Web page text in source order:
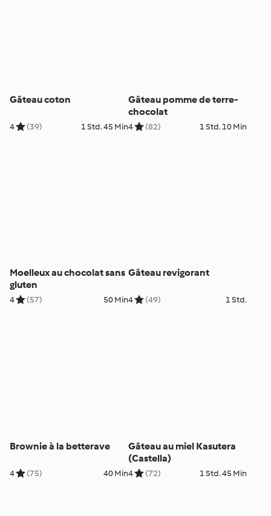
Gâteau coton
4 (39) 1 Std. 45 Min
Gâteau pomme de terre-
chocolat
4 (82) 1 Std. 10 Min
Moelleux au chocolat sans
gluten
4 (57) 50 Min
Gâteau revigorant
4 (49) 1 Std.
Brownie à la betterave
4 (75) 40 Min
Gâteau au miel Kasutera
(Castella)
4 (72) 1 Std. 45 Min